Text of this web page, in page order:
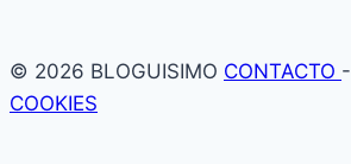
© 2026 BLOGUISIMO CONTACTO -
COOKIES